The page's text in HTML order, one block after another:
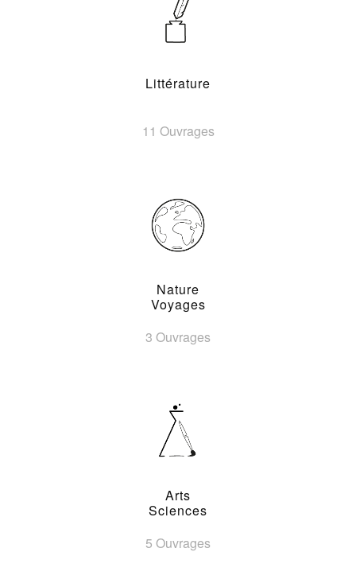
Littérature
11 Ouvrages
Nature
Voyages
3 Ouvrages
Arts
Sciences
5 Ouvrages